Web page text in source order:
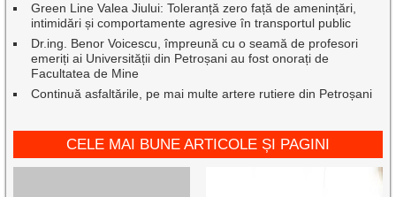
Green Line Valea Jiului: Toleranță zero față de amenințări,
intimidări și comportamente agresive în transportul public
Dr.ing. Benor Voicescu, împreună cu o seamă de profesori
emeriți ai Universității din Petroșani au fost onorați de
Facultatea de Mine
Continuă asfaltările, pe mai multe artere rutiere din Petroșani
CELE MAI BUNE ARTICOLE ȘI PAGINI